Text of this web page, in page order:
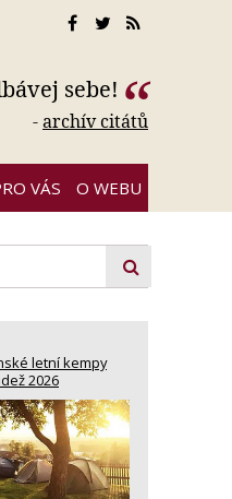
sebe!
-archív citátů
VÁS O WEBU
letní kempy
2026